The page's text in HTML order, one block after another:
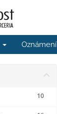
Oznámení
10